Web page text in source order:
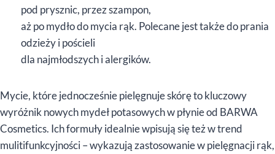
pod prysznic, przez szampon,
aż po mydło do mycia rąk. Polecane jest także do prania
odzieży i pościeli
dla najmłodszych i alergików.
Mycie, które jednocześnie pielęgnuje skórę to kluczowy
wyróżnik nowych mydeł potasowych w płynie od BARWA
Cosmetics. Ich formuły idealnie wpisują się też w trend
mulitifunkcyjności – wykazują zastosowanie w pielęgnacji rąk,